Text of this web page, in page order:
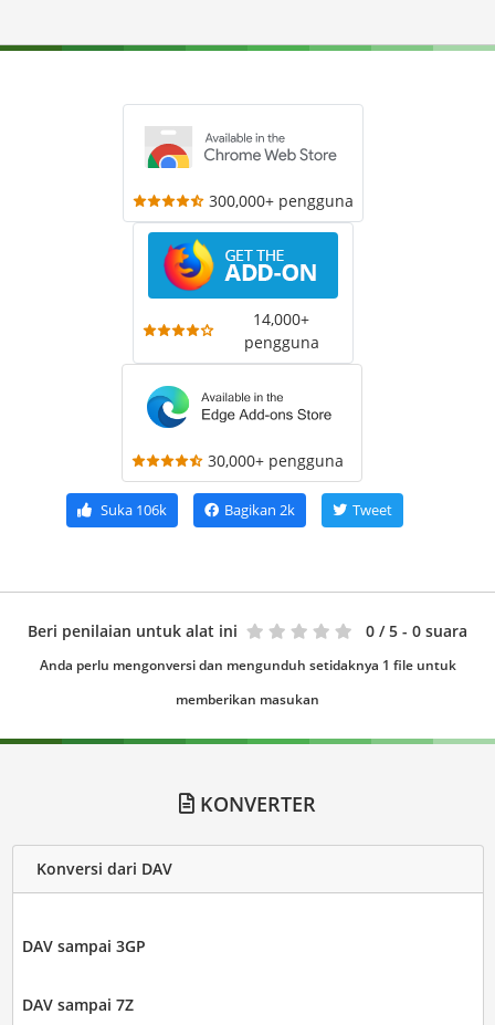
300,000+ pengguna
14,000+
pengguna
30,000+ pengguna
Suka106k Bagikan 2k Tweet
Beri penilaian untuk alat ini 0 / 5 - 0 suara
Anda perlu mengonversi dan mengunduh setidaknya 1 file untuk
memberikan masukan
KONVERTER
Konversi dari DAV
DAV sampai 3GP
DAV sampai 7Z